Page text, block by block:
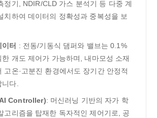
정기, NDIR/CLD 가스 분석기 등 다중 계
치하여 데이터의 정확성과 중복성을 보
터 : 전동/기동식 댐퍼와 밸브는 0.1%
한 개도 제어가 가능하며, 내마모성 소재
고온·고분진 환경에서도 장기간 안정적
니다.
Controller): 머신러닝 기반의 자가 학
고리즘을 탑재한 독자적인 제어기로, 공